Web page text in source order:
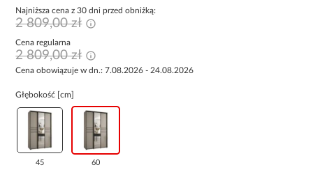
Najniższa cena z 30 dni przed obniżką:
2 809,00 zł
Cena regularna
2 809,00 zł
Cena obowiązuje w dn.: 7.08.2026 - 24.08.2026
Głębokość [cm]
45 60